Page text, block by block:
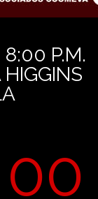
8:00 P.M.
00